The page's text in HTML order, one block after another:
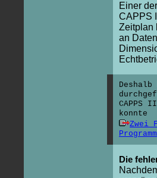
Einer
CAPPS
Zeitplan
an
CAPPS
konnte
Zwei
Programm
Die